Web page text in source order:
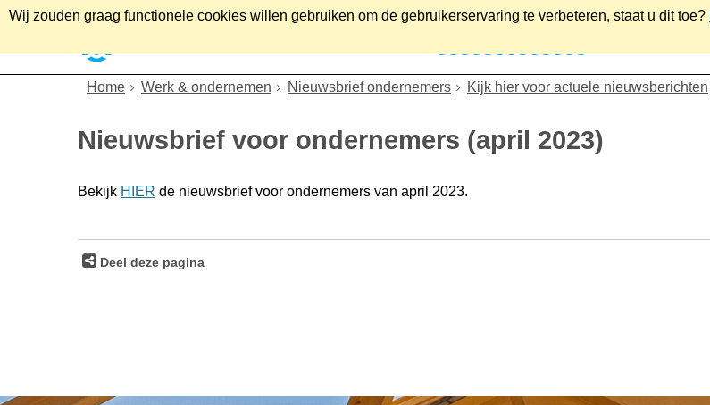
Wij zouden graag functionele cookies willen gebruiken om de gebruikerservaring te verbeteren, staat u dit toe?
Home Werk & ondernemen Nieuwsbrief ondernemers Kijk hier voor actuele nieuwsberichten
Nieuwsbrief voor ondernemers (april 2023)
Bekijk HIER de nieuwsbrief voor ondernemers van april 2023.
Deel deze pagina